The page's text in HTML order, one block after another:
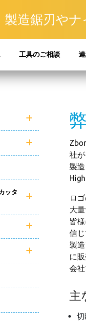
製造鋸刃やナ
工具のご相談
ッタ
社
製
ロ
大
皆
信
製
に
会社
主
切